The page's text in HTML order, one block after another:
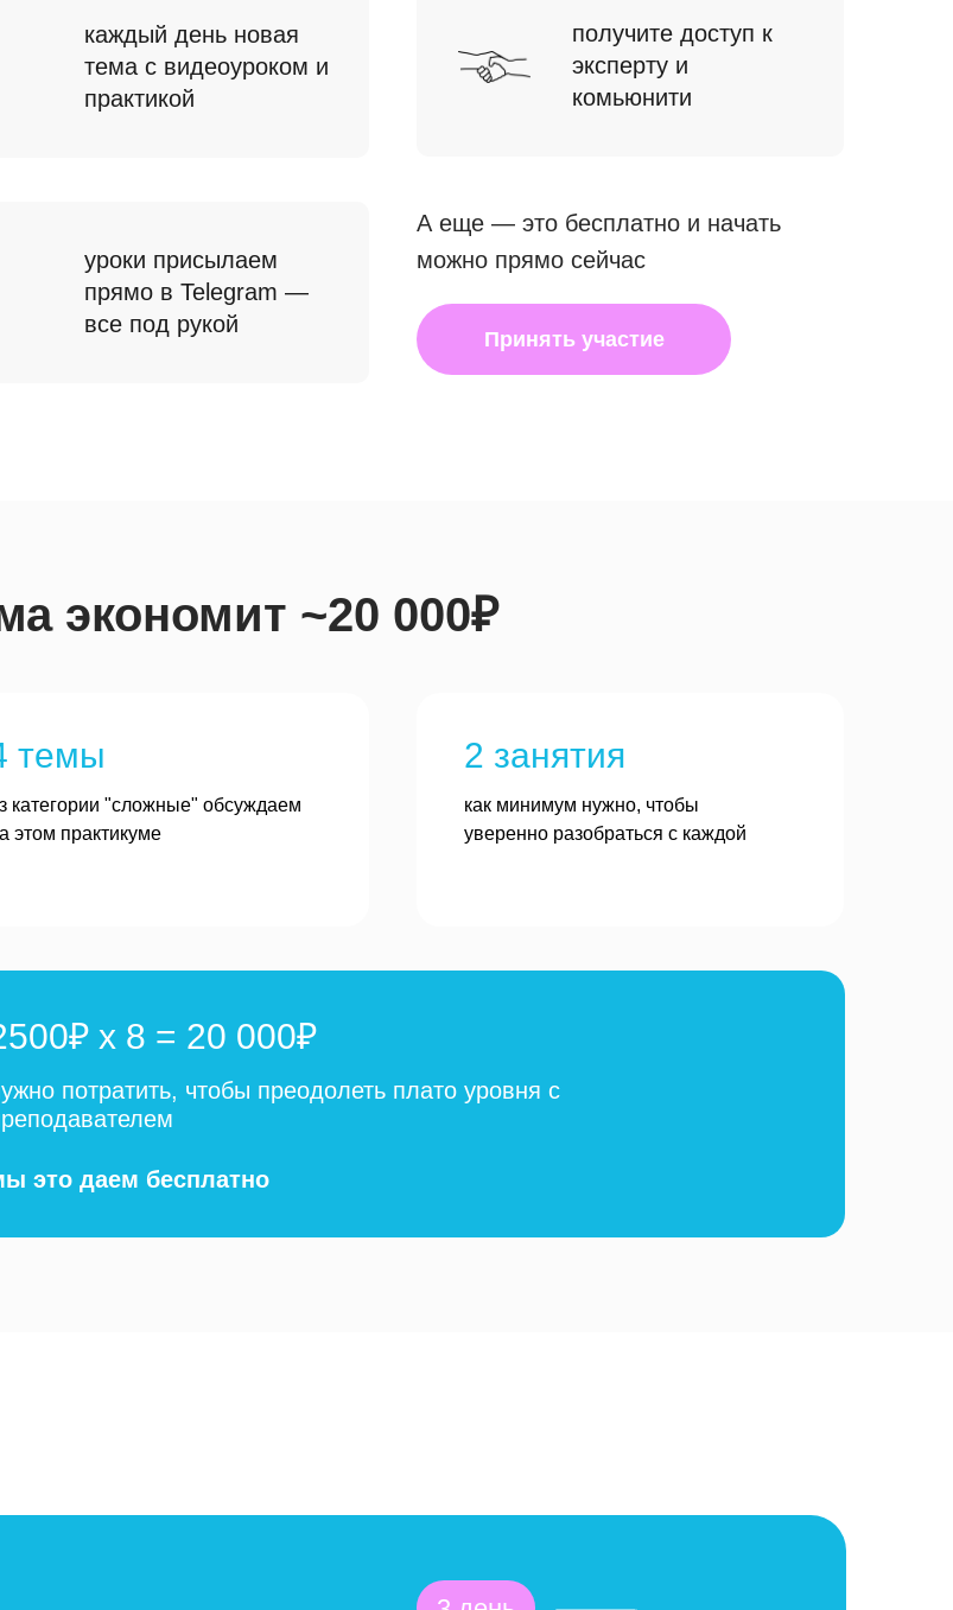
Принять участие
А еще — это бесплатно и начать
можно прямо сейчас
каждый день новая
тема с видеоуроком и
практикой
получите доступ к
эксперту и
комьюнити
уроки присылаем
прямо в Telegram —
все под рукой
экономит ~20 000₽
категории "сложные" обсуждаем
этом практикуме
темы
как минимум нужно, чтобы
уверенно разобраться с каждой
2 занятия
х 8 = 20 000₽
потратить, чтобы преодолеть плато уровня с
это даем бесплатно